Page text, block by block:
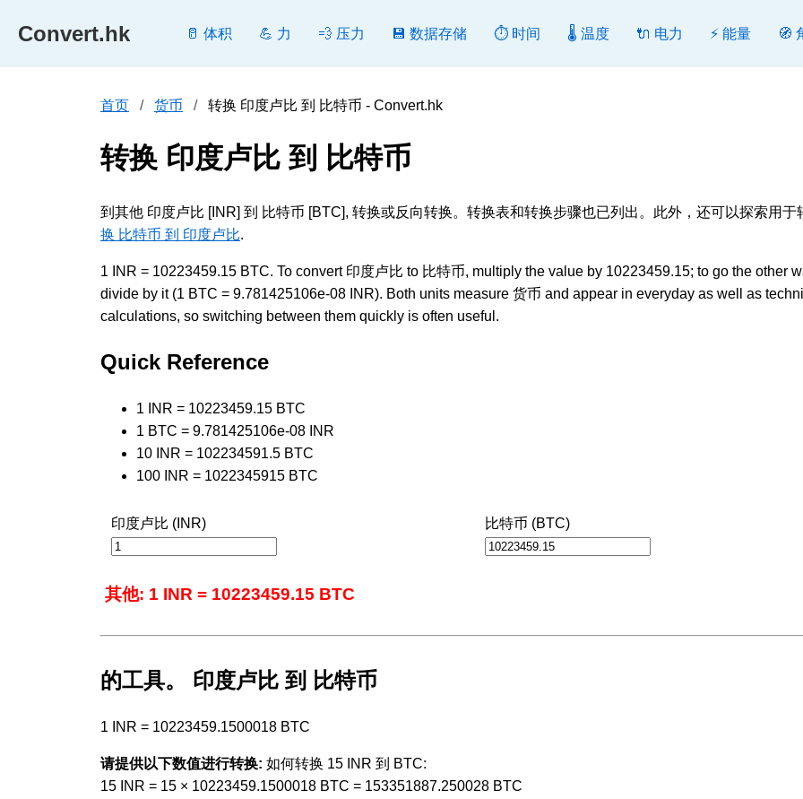
Convert.hk 🥛 体积 💪 力 💨 压力 💾 数据存储 ⏱️ 时间 🌡️ 温度 🔌 电力 ⚡ 能量 🧭
首页 货币 转换 印度卢比 到 比特币 - Convert.hk
转换 印度卢比 到 比特币
到其他 印度卢比 [INR] 到 比特币 [BTC], 转换或反向转换。转换表和转换步骤也已列出。此外，还可以探索用
换 比特币 到 印度卢比.
1 INR = 10223459.15 BTC. To convert 印度卢比 to 比特币, multiply the value by 10223459.15; to go the other
divide by it (1 BTC = 9.781425106e-08 INR). Both units measure 货币 and appear in everyday as well as
calculations, so switching between them quickly is often useful.
Quick Reference
1 INR = 10223459.15 BTC
1 BTC = 9.781425106e-08 INR
10 INR = 102234591.5 BTC
100 INR = 1022345915 BTC
印度卢比 (INR) 比特币 (BTC)
其他: 1 INR = 10223459.15 BTC
的工具。 印度卢比 到 比特币
1 INR = 10223459.1500018 BTC
请提供以下数值进行转换: 如何转换 15 INR 到 BTC:
15 INR = 15 × 10223459.1500018 BTC = 153351887.250028 BTC